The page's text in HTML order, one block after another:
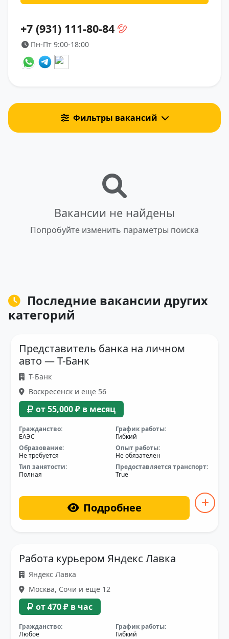
Фильтры вакансий
+7 (931) 111-80-84
Пн-Пт 9:00-18:00
Вакансии не найдены
Попробуйте изменить параметры поиска
Последние вакансии других
категорий
Представитель банка на личном
авто — Т-Банк
Т-Банк
Воскресенск и еще 56
от 55,000 ₽ в месяц
Гражданство:
ЕАЭС
График работы:
Гибкий
Образование:
Не требуется
Опыт работы:
Не обязателен
Тип занятости:
Полная
Предоставляется транспорт:
True
Подробнее
Работа курьером Яндекс Лавка
Яндекс Лавка
Москва, Сочи и еще 12
от 470 ₽ в час
Гражданство:
Любое
График работы:
Гибкий